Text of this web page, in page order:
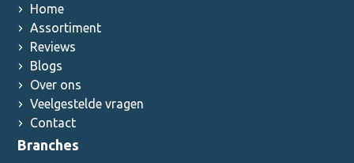
Home
Assortiment
Reviews
Blogs
Over ons
Veelgestelde vragen
Contact
Branches